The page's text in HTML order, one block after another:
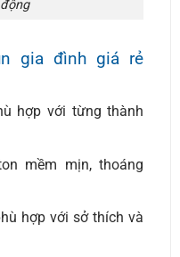
gia đình giá rẻ
hợp với từng thành
mềm mịn, thoáng
hợp với sở thích và